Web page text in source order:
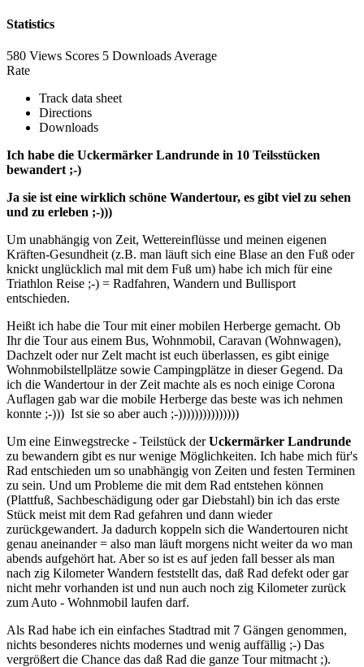
Statistics
580 Views Scores 5 Downloads Average
Rate
Track data sheet
Directions
Downloads
Ich habe die Uckermärker Landrunde in 10 Teilsstücken
bewandert ;-)
Ja sie ist eine wirklich schöne Wandertour, es gibt viel zu sehen
und zu erleben ;-)))
Um unabhängig von Zeit, Wettereinflüsse und meinen eigenen
Kräften-Gesundheit (z.B. man läuft sich eine Blase an den Fuß oder
knickt unglücklich mal mit dem Fuß um) habe ich mich für eine
Triathlon Reise ;-) = Radfahren, Wandern und Bullisport
entschieden.
Heißt ich habe die Tour mit einer mobilen Herberge gemacht. Ob
Ihr die Tour aus einem Bus, Wohnmobil, Caravan (Wohnwagen),
Dachzelt oder nur Zelt macht ist euch überlassen, es gibt einige
Wohnmobilstellplätze sowie Campingplätze in dieser Gegend. Da
ich die Wandertour in der Zeit machte als es noch einige Corona
Auflagen gab war die mobile Herberge das beste was ich nehmen
konnte ;-))) Ist sie so aber auch ;-)))))))))))))))
Um eine Einwegstrecke - Teilstück derUckermärker Landrunde
zu bewandern gibt es nur wenige Möglichkeiten. Ich habe mich für's
Rad entschieden um so unabhängig von Zeiten und festen Terminen
zu sein. Und um Probleme die mit dem Rad entstehen können
(Plattfuß, Sachbeschädigung oder gar Diebstahl) bin ich das erste
Stück meist mit dem Rad gefahren und dann wieder
zurückgewandert. Ja dadurch koppeln sich die Wandertouren nicht
genau aneinander = also man läuft morgens nicht weiter da wo man
abends aufgehört hat. Aber so ist es auf jeden fall besser als man
nach zig Kilometer Wandern feststellt das, daß Rad defekt oder gar
nicht mehr vorhanden ist und nun auch noch zig Kilometer zurück
zum Auto - Wohnmobil laufen darf.
Als Rad habe ich ein einfaches Stadtrad mit 7 Gängen genommen,
nichts besonderes nichts modernes und wenig auffällig ;-) Das
vergrößert die Chance das daß Rad die ganze Tour mitmacht ;).